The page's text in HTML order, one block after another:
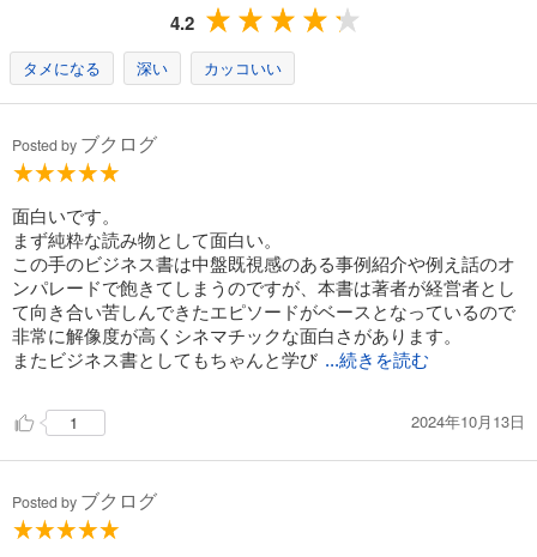
4.2
タメになる 深い カッコいい
Posted by ブクログ
面白いです。
まず純粋な読み物として面白い。
この手のビジネス書は中盤既視感のある事例紹介や例え話のオ
ンパレードで飽きてしまうのですが、本書は著者が経営者とし
て向き合い苦しんできたエピソードがベースとなっているので
非常に解像度が高くシネマチックな面白さがあります。
またビジネス書としてもちゃんと学び ...続きを読む
1 2024年10月13日
Posted by ブクログ